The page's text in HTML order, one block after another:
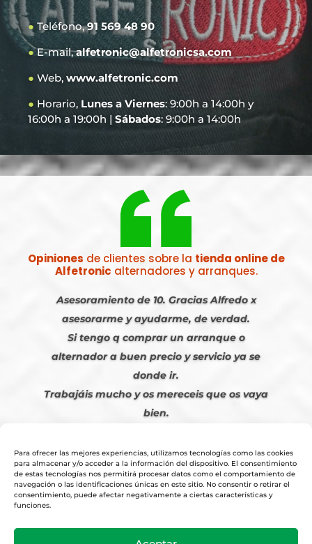
Para ofrecer las mejores experiencias, utilizamos tecnologías como las cookies
para almacenar y/o acceder a la información del dispositivo. El consentimiento
de estas tecnologías nos permitirá procesar datos como el comportamiento de
navegación o las identificaciones únicas en este sitio. No consentir o retirar el
consentimiento, puede afectar negativamente a ciertas características y
funciones.
●Teléfono,91 569 48 90
●E-mail,alfetronic@alfetronicsa.com
● Web, www.alfetronic.com
● Horario, Lunes a Viernes: 9:00h a 14:00h y
16:00h a 19:00h | Sábados: 9:00h a 14:00h
Opiniones de clientes sobre la tienda online de
Alfetronic alternadores y arranques.
Asesoramiento de 10. Gracias Alfredo x
asesorarme y ayudarme, de verdad.
Si tengo q comprar un arranque o
alternador a buen precio y servicio ya se
donde ir.
Trabajáis mucho y os mereceis que os vaya
bien.